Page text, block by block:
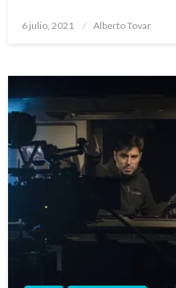
Publicado
6 julio, 2021 Alberto Tovar